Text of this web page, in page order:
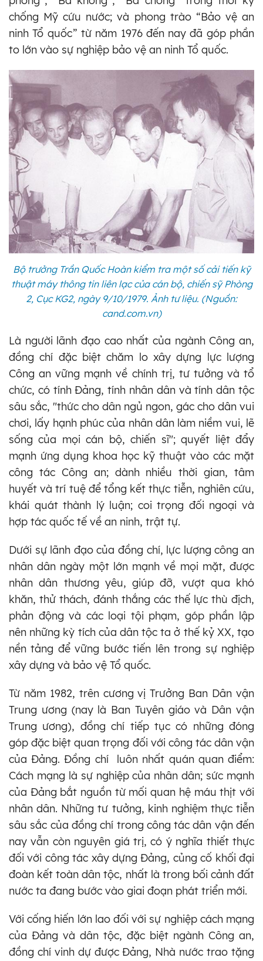
chống Mỹ cứu nước; và phong trào “Bảo vệ an
ninh Tổ quốc” từ năm 1976 đến nay đã góp phần
to lớn vào sự nghiệp bảo vệ an ninh Tổ quốc.
Bộ trưởng Trần Quốc Hoàn kiểm tra một số cải tiến kỹ
thuật máy thông tin liên lạc của cán bộ, chiến sỹ Phòng
2, Cục KG2, ngày 9/10/1979. Ảnh tư liệu. (Nguồn:
cand.com.vn)
Là người lãnh đạo cao nhất của ngành Công an,
đồng chí đặc biệt chăm lo xây dựng lực lượng
Công an vững mạnh về chính trị, tư tưởng và tổ
chức, có tính Đảng, tính nhân dân và tính dân tộc
sâu sắc, "thức cho dân ngủ ngon, gác cho dân vui
chơi, lấy hạnh phúc của nhân dân làm niềm vui, lẽ
sống của mọi cán bộ, chiến sĩ"; quyết liệt đẩy
mạnh ứng dụng khoa học kỹ thuật vào các mặt
công tác Công an; dành nhiều thời gian, tâm
huyết và trí tuệ để tổng kết thực tiễn, nghiên cứu,
khái quát thành lý luận; coi trọng đối ngoại và
hợp tác quốc tế về an ninh, trật tự.
Dưới sự lãnh đạo của đồng chí, lực lượng công an
nhân dân ngày một lớn mạnh về mọi mặt, được
nhân dân thương yêu, giúp đỡ, vượt qua khó
khăn, thử thách, đánh thắng các thế lực thù địch,
phản động và các loại tội phạm, góp phần lập
nên những kỳ tích của dân tộc ta ở thế kỷ XX, tạo
nền tảng để vững bước tiến lên trong sự nghiệp
xây dựng và bảo vệ Tổ quốc.
Từ năm 1982, trên cương vị Trưởng Ban Dân vận
Trung ương (nay là Ban Tuyên giáo và Dân vận
Trung ương), đồng chí tiếp tục có những đóng
góp đặc biệt quan trọng đối với công tác dân vận
của Đảng. Đồng chí luôn nhất quán quan điểm:
Cách mạng là sự nghiệp của nhân dân; sức mạnh
của Đảng bắt nguồn từ mối quan hệ máu thịt với
nhân dân. Những tư tưởng, kinh nghiệm thực tiễn
sâu sắc của đồng chí trong công tác dân vận đến
nay vẫn còn nguyên giá trị, có ý nghĩa thiết thực
đối với công tác xây dựng Đảng, củng cố khối đại
đoàn kết toàn dân tộc, nhất là trong bối cảnh đất
nước ta đang bước vào giai đoạn phát triển mới.
Với cống hiến lớn lao đối với sự nghiệp cách mạng
của Đảng và dân tộc, đặc biệt ngành Công an,
đồng chí vinh dự được Đảng, Nhà nước trao tặng